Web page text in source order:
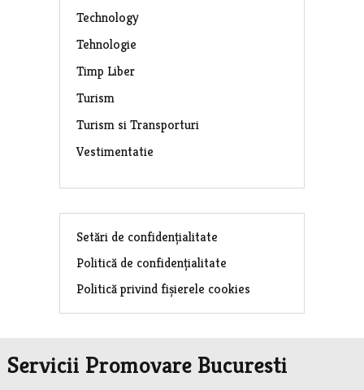
Technology
Tehnologie
Timp Liber
Turism
Turism si Transporturi
Vestimentatie
Setări de confidențialitate
Politică de confidențialitate
Politică privind fișierele cookies
Servicii Promovare Bucuresti